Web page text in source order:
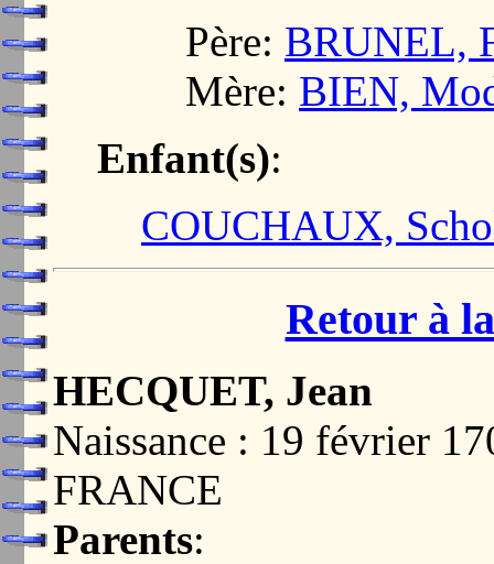
Père: BRUNEL,
Mère: BIEN,
Enfant(s):
COUCHAUX,
Retour à
HECQUET, Jean
Naissance : 19 février
FRANCE
Parents: